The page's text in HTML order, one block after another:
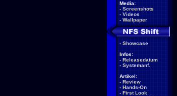
Media:
- Screenshots
- Videos
- Wallpaper
- Showcase
Infos:
- Releasedatum
- Systemanf.
Artikel:
- Review
- Hands-On
- First Look